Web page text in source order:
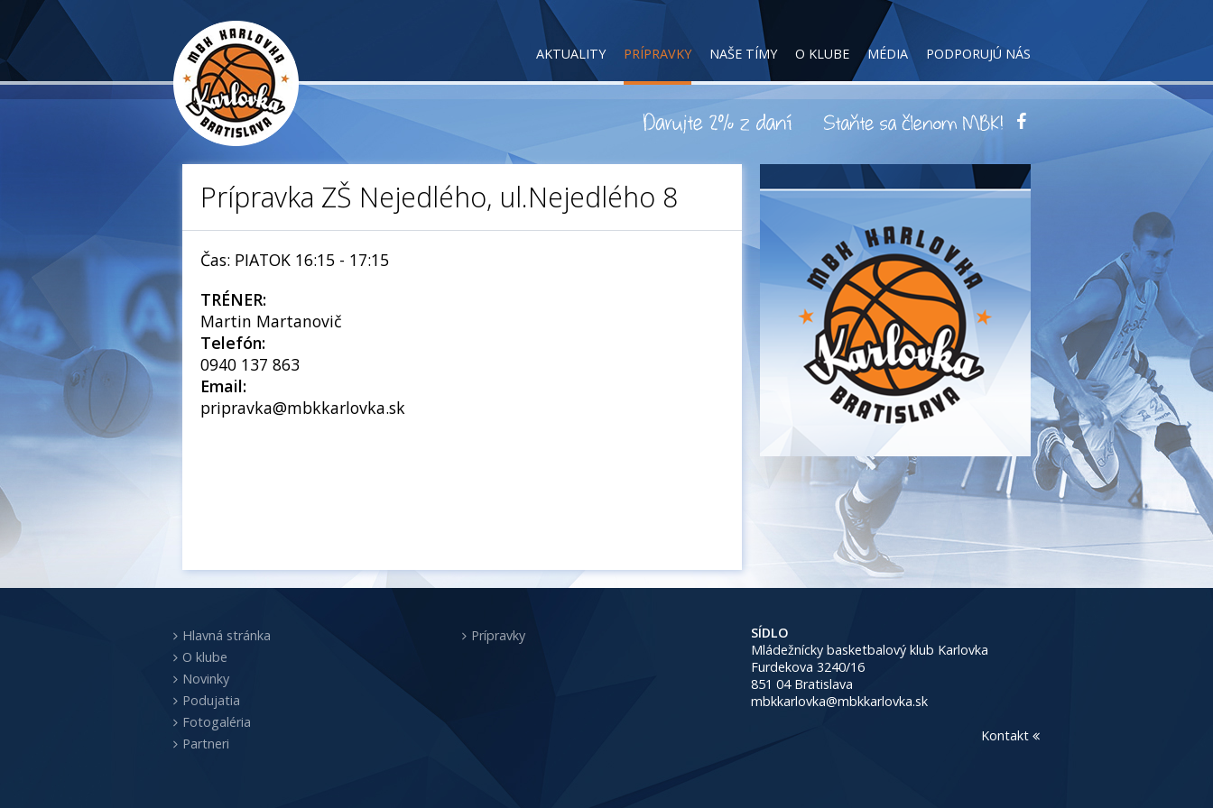
AKTUALITY PRÍPRAVKY NAŠE TÍMY O KLUBE MÉDIA PODPORUJÚ NÁS
Prípravka ZŠ Nejedlého, ul.Nejedlého 8
Čas: PIATOK 16:15 - 17:15
TRÉNER:
Martin Martanovič
Telefón:
0940 137 863
Email:
pripravka@mbkkarlovka.sk
Hlavná stránka
O klube
Novinky
Podujatia
Fotogaléria
Partneri
Prípravky
SÍDLO
Mládežnícky basketbalový klub Karlovka
Furdekova 3240/16
851 04 Bratislava
mbkkarlovka@mbkkarlovka.sk
Kontakt